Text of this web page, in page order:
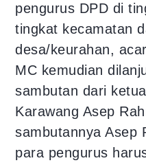
pengurus DPD di
tingkat kecamatan
desa/keurahan,
MC kemudian
sambutan dari
Karawang Asep
sambutannya Asep
para pengurus